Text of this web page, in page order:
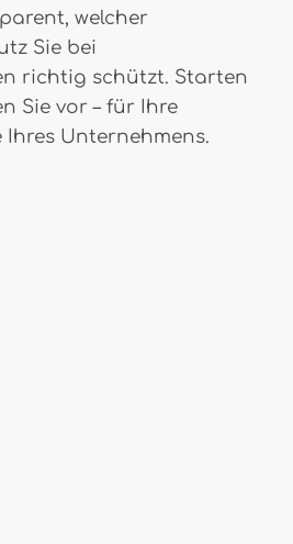
welcher
Sie bei
richtig schützt. Starten
Sie vor – für Ihre
Unternehmens.